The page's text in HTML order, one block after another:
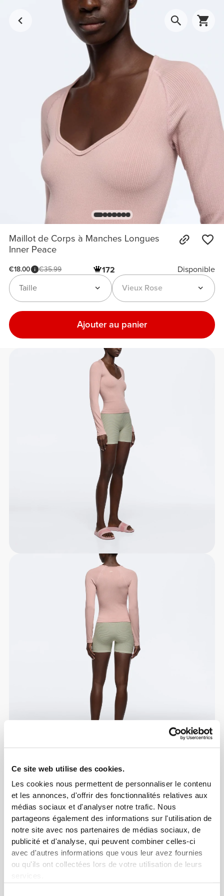
Ce site web utilise des cookies.
Les cookies nous permettent de personnaliser le contenu
et les annonces, d'offrir des fonctionnalités relatives aux
médias sociaux et d'analyser notre trafic. Nous
partageons également des informations sur l'utilisation de
notre site avec nos partenaires de médias sociaux, de
publicité et d'analyse, qui peuvent combiner celles-ci
avec d'autres informations que vous leur avez fournies
ou qu'ils ont collectées lors de votre utilisation de leurs
services.
Maillot de Corps à Manches Longues
Inner Peace
€18.00 €35.99 172
Disponible
Vieux Rose
Taille
Ajouter au panier